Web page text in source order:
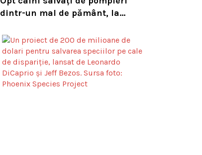
dintr-un mal de pământ, la
în timpul unor lucrări VIDEO